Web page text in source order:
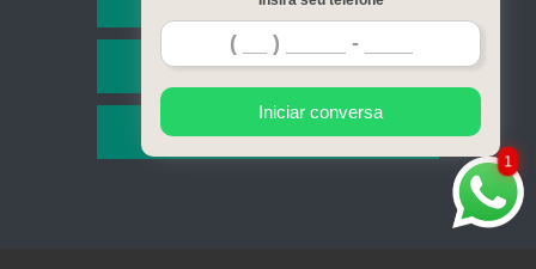
Contato
Mapa do site
1
Iniciar conversa